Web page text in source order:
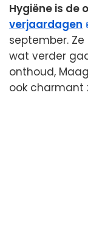
Hygiëne is de
verjaardagen
september.
wat verder
onthoud,
ook charmant